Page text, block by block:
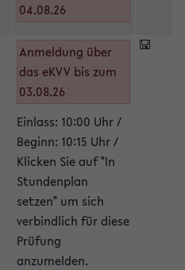
04.08.26
Anmeldung über
das eKVV bis zum
03.08.26
Einlass: 10:00 Uhr /
Beginn: 10:15 Uhr /
Klicken Sie auf "In
Stundenplan
setzen" um sich
verbindlich für diese
Prüfung
anzumelden.